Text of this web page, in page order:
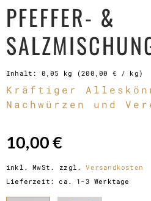
PFEFFER- &
Inhalt: 0,05 kg (200,00 € / kg)
Kräftiger
Nachwürzen und
10,00€
inkl. MwSt. zzgl.Versandkosten
Lieferzeit:ca. 1-3 Werktage